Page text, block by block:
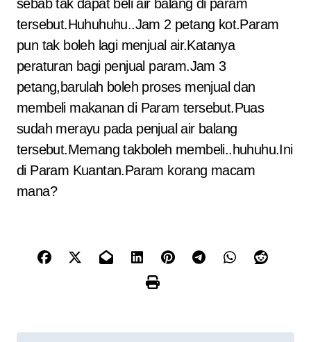
sebab tak dapat beli air balang di param
tersebut.Huhuhuhu..Jam 2 petang kot.Param
pun tak boleh lagi menjual air.Katanya
peraturan bagi penjual param.Jam 3
petang,barulah boleh proses menjual dan
membeli makanan di Param tersebut.Puas
sudah merayu pada penjual air balang
tersebut.Memang takboleh membeli..huhuhu.Ini
di Param Kuantan.Param korang macam
mana?